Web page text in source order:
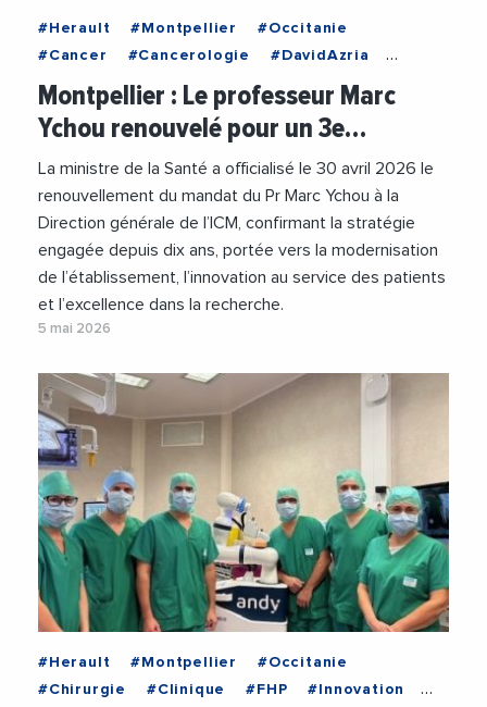
#Herault #Montpellier
#Occitanie
#Cancer
#Cancerologie
#DavidAzria
#Innovation
#InstitutDuCancerDeMontpellier
#IRCM
#MarcYchou
#Recherche
#RechercheMedicale
#Robot #Sante
Montpellier : Le professeur Marc
Ychou renouvelé pour un 3e…
La ministre de la Santé a officialisé le 30 avril 2026 le
renouvellement du mandat du Pr Marc Ychou à la
Direction générale de l’ICM, confirmant la stratégie
engagée depuis dix ans, portée vers la modernisation
de l’établissement, l’innovation au service des patients
et l’excellence dans la recherche.
5 mai 2026
#Herault #Montpellier
#Occitanie
#Chirurgie
#Clinique #FHP
#Innovation